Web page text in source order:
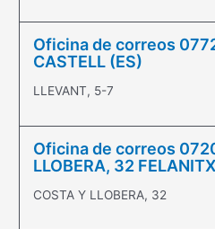
Oficina de correos
CASTELL (ES)
LLEVANT, 5-7
Oficina de correos
LLOBERA, 32 FELANITX
COSTA Y LLOBERA, 32